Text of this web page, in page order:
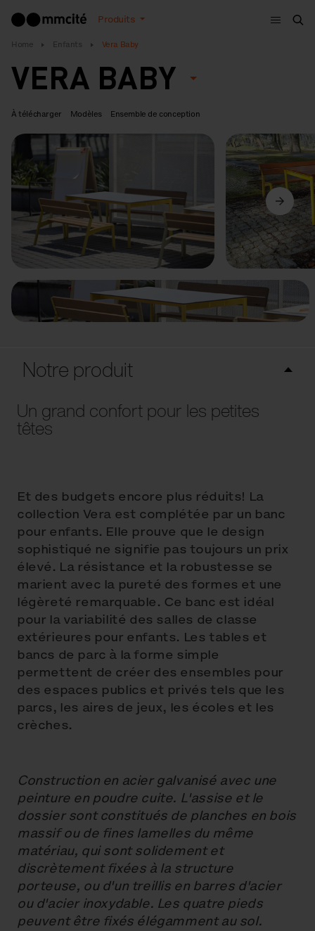
Produits
Menu
Home Enfants Vera Baby
VERA BABY
À télécharger Modèles Ensemble de conception
Précédent Suivant
Notre produit
Un grand confort pour les petites
têtes
Et des budgets encore plus réduits! La
collection Vera est complétée par un banc
pour enfants. Elle prouve que le design
sophistiqué ne signifie pas toujours un prix
élevé. La résistance et la robustesse se
marient avec la pureté des formes et une
légèreté remarquable. Ce banc est idéal
pour la variabilité des salles de classe
extérieures pour enfants. Les tables et
bancs de parc à la forme simple
permettent de créer des ensembles pour
des espaces publics et privés tels que les
parcs, les aires de jeux, les écoles et les
crèches.
Construction en acier galvanisé avec une
peinture en poudre cuite. L'assise et le
dossier sont constitués de planches en bois
massif ou de fines lamelles du même
matériau, qui sont solidement et
discrètement fixées à la structure
porteuse, ou d'un treillis en barres d'acier
ou d'acier inoxydable. Les quatre pieds
peuvent être fixés élégamment au sol.